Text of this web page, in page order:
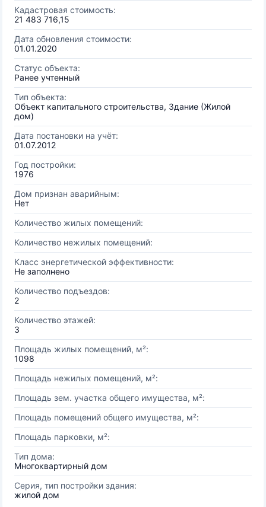
Кадастровая стоимость:
21 483 716,15
Дата обновления стоимости:
01.01.2020
Статус объекта:
Ранее учтенный
Тип объекта:
Объект капитального строительства, Здание (Жилой
дом)
Дата постановки на учёт:
01.07.2012
Год постройки:
1976
Дом признан аварийным:
Нет
Количество жилых помещений:
Количество нежилых помещений:
Класс энергетической эффективности:
Не заполнено
Количество подъездов:
2
Количество этажей:
3
Площадь жилых помещений, м²:
1098
Площадь нежилых помещений, м²:
Площадь зем. участка общего имущества, м²:
Площадь помещений общего имущества, м²:
Площадь парковки, м²:
Тип дома:
Многоквартирный дом
Серия, тип постройки здания:
жилой дом